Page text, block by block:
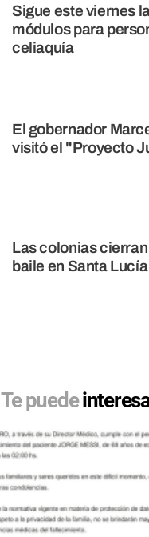
Sigue este viernes
módulos para
celiaquía
El gobernador
visitó el "Proyecto
Las colonias
baile en Santa Lucía
Te puede